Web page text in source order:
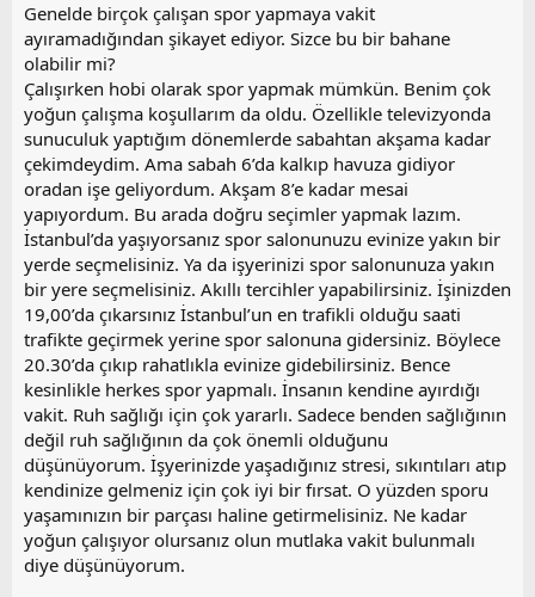
Genelde birçok çalışan spor yapmaya vakit
ayıramadığından şikayet ediyor. Sizce bu bir bahane
olabilir mi?
Çalışırken hobi olarak spor yapmak mümkün. Benim çok
yoğun çalışma koşullarım da oldu. Özellikle televizyonda
sunuculuk yaptığım dönemlerde sabahtan akşama kadar
çekimdeydim. Ama sabah 6’da kalkıp havuza gidiyor
oradan işe geliyordum. Akşam 8’e kadar mesai
yapıyordum. Bu arada doğru seçimler yapmak lazım.
İstanbul’da yaşıyorsanız spor salonunuzu evinize yakın bir
yerde seçmelisiniz. Ya da işyerinizi spor salonunuza yakın
bir yere seçmelisiniz. Akıllı tercihler yapabilirsiniz. İşinizden
19,00’da çıkarsınız İstanbul’un en trafikli olduğu saati
trafikte geçirmek yerine spor salonuna gidersiniz. Böylece
20.30’da çıkıp rahatlıkla evinize gidebilirsiniz. Bence
kesinlikle herkes spor yapmalı. İnsanın kendine ayırdığı
vakit. Ruh sağlığı için çok yararlı. Sadece benden sağlığının
değil ruh sağlığının da çok önemli olduğunu
düşünüyorum. İşyerinizde yaşadığınız stresi, sıkıntıları atıp
kendinize gelmeniz için çok iyi bir fırsat. O yüzden sporu
yaşamınızın bir parçası haline getirmelisiniz. Ne kadar
yoğun çalışıyor olursanız olun mutlaka vakit bulunmalı
diye düşünüyorum.